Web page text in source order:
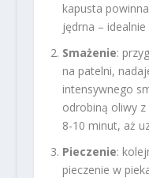
kapusta
jędrna –
Smażenie:
na patelni,
intensywnego
odrobiną oliwy z
8-10 minut, aż
Pieczenie:
pieczenie w